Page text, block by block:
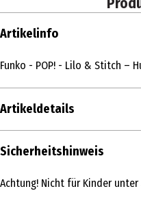
Artikelinfo
Funko - POP! - Lilo & Stitch –
Artikeldetails
Inhalt
Produkttyp
Sicherheitshinweis
Achtung! Nicht für Kinder